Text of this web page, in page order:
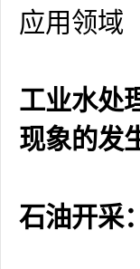
应用领域
工业水处
现象的发
石油开采